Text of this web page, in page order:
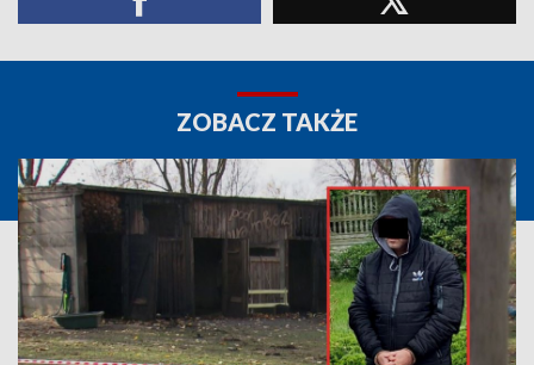
ZOBACZ TAKŻE